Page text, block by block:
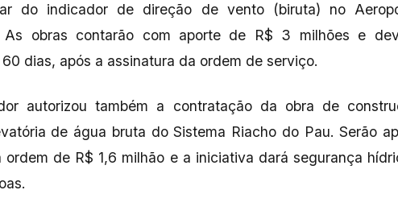
do indicador de direção de vento (biruta) no
As obras contarão com aporte de R$ 3 milhões e
dias, após a assinatura da ordem de serviço.
autorizou também a contratação da obra de
de água bruta do Sistema Riacho do Pau. Serão
ordem de R$ 1,6 milhão e a iniciativa dará segurança